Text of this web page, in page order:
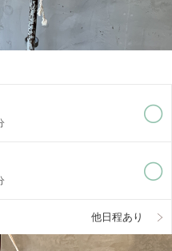
他日程あり